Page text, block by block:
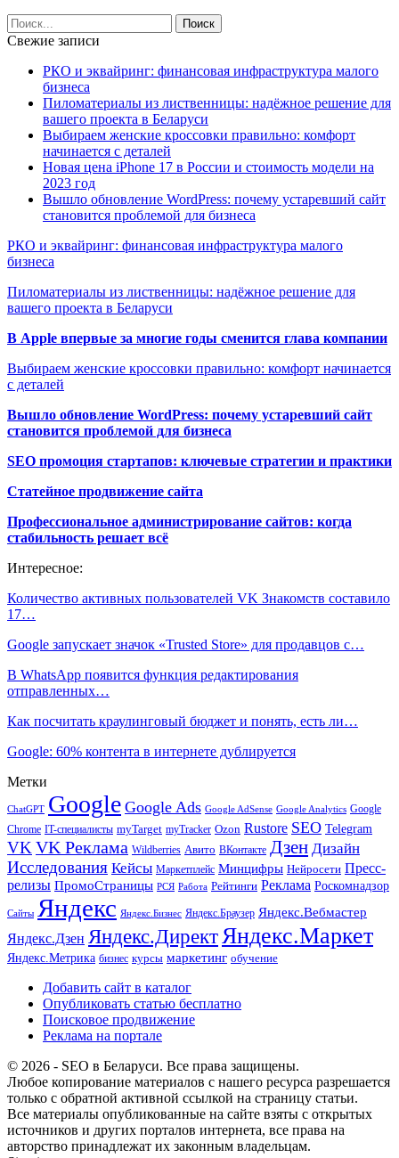
Свежие записи
РКО и эквайринг: финансовая инфраструктура малого
бизнеса
Пиломатериалы из лиственницы: надёжное решение для
вашего проекта в Беларуси
Выбираем женские кроссовки правильно: комфорт
начинается с деталей
Новая цена iPhone 17 в России и стоимость модели на
2023 год
Вышло обновление WordPress: почему устаревший сайт
становится проблемой для бизнеса
РКО и эквайринг: финансовая инфраструктура малого
бизнеса
Пиломатериалы из лиственницы: надёжное решение для
вашего проекта в Беларуси
В Apple впервые за многие годы сменится глава компании
Выбираем женские кроссовки правильно: комфорт начинается
с деталей
Вышло обновление WordPress: почему устаревший сайт
становится проблемой для бизнеса
SEO промоция стартапов: ключевые стратегии и практики
Статейное продвижение сайта
Профессиональное администрирование сайтов: когда
стабильность решает всё
Интересное:
Количество активных пользователей VK Знакомств составило
17…
Google запускает значок «Trusted Store» для продавцов с…
В WhatsApp появится функция редактирования
отправленных…
Как посчитать краулинговый бюджет и понять, есть ли…
Google: 60% контента в интернете дублируется
Метки
ChatGPT Google Google Ads Google AdSense Google Analytics Google
Chrome IT-специалисты myTarget myTracker Ozon Rustore SEO Telegram
VK VK Реклама Wildberries Авито ВКонтакте Дзен Дизайн
Исследования Кейсы Маркетплейс Минцифры Нейросети Пресс-
релизы ПромоСтраницы РСЯ Работа Рейтинги Реклама Роскомнадзор
Сайты Яндекс Яндекс.Бизнес Яндекс.Браузер Яндекс.Вебмастер
Яндекс.Дзен Яндекс.ДиректЯндекс.Маркет
Яндекс.Метрика бизнес курсы маркетинг обучение
Добавить сайт в каталог
Опубликовать статью бесплатно
Поисковое продвижение
Реклама на портале
© 2026 - SEO в Беларуси. Все права защищены.
Любое копирование материалов с нашего ресурса разрешается
только с обратной активной ссылкой на страницу статьи.
Все материалы опубликованные на сайте взяты с открытых
источников и других порталов интернета, все права на
авторство принадлежат их законным владельцам.